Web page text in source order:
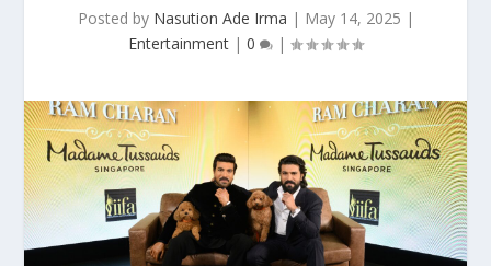
Posted by Nasution Ade Irma | May 14, 2025 |
Entertainment | 0 |